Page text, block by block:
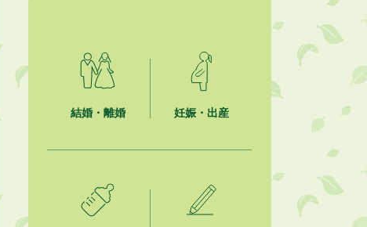
2026年8月4日
夏季休暇期間 開業医等診療予定
企業版ふるさと納税（地方創生応援
税制）のお願い
結婚・離婚 妊娠・出産